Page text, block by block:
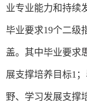
业专业能力和持续
毕业要求19个二级
盖。其中毕业要求
展支撑培养目标1
野、学习发展支撑